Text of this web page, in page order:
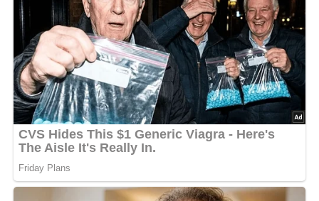
vollständiges und befriedigendes Mahl. Mach dich bereit,
dich von diesem köstlichen Gericht verwöhnen zu lassen!